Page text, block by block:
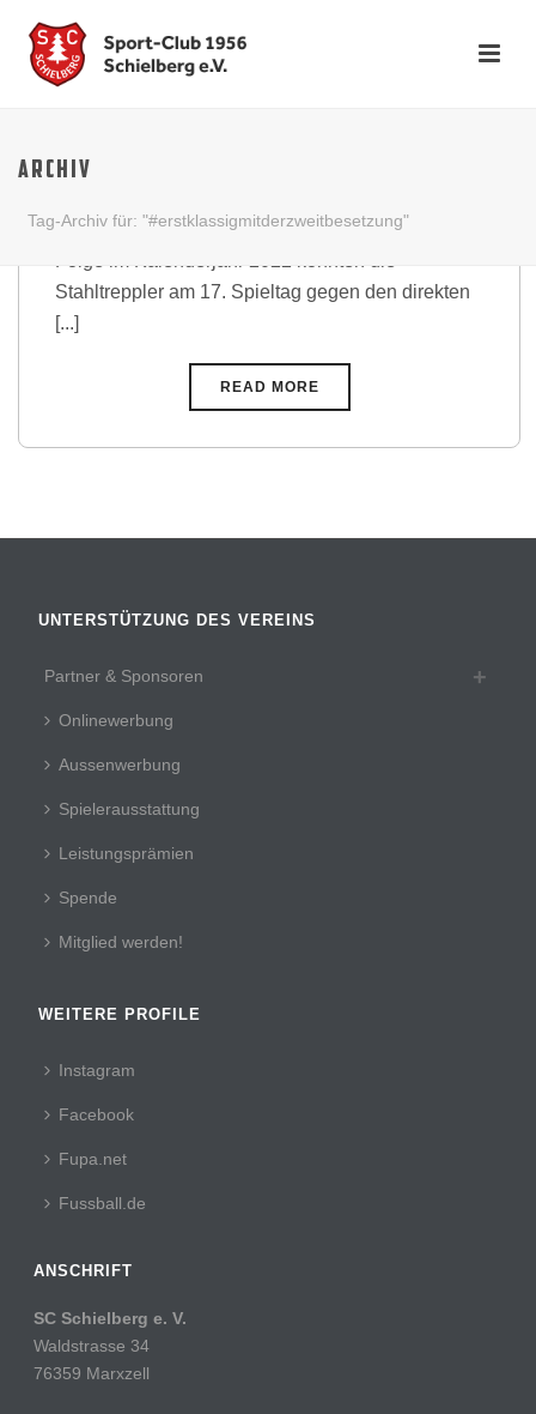
ARCHIV
Tag-Archiv für: "#erstklassigmitderzweitbesetzung"
Karlsruhe – Mit dem dritten Pflichtspielsieg in
Stahltreppler am 17. Spieltag gegen den direkten
[...]
READ MORE
UNTERSTÜTZUNG DES VEREINS
Partner & Sponsoren
Onlinewerbung
Aussenwerbung
Spielerausstattung
Leistungsprämien
Spende
Mitglied werden!
WEITERE PROFILE
Instagram
Facebook
Fupa.net
Fussball.de
ANSCHRIFT
SC Schielberg e. V.
Waldstrasse 34
76359 Marxzell